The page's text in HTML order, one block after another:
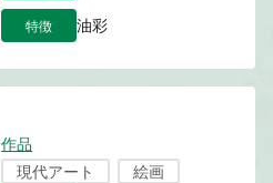
特徴 油彩
作品
現代アート
絵画